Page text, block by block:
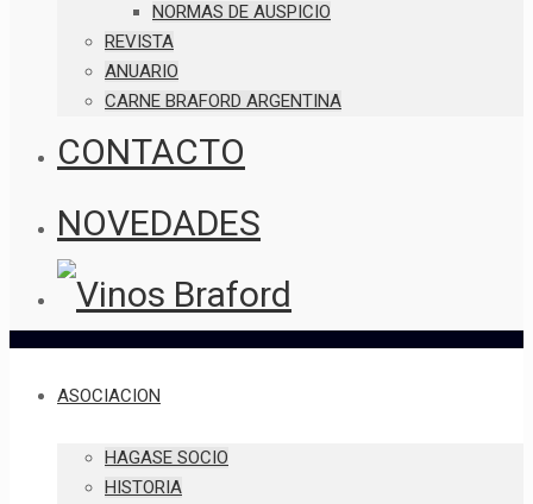
NORMAS DE AUSPICIO
REVISTA
ANUARIO
CARNE BRAFORD ARGENTINA
CONTACTO
NOVEDADES
ASOCIACION
HAGASE SOCIO
HISTORIA